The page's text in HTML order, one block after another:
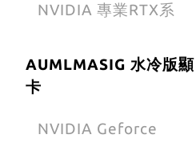
NVIDIA 專業RTX系
AUMLMASIG 水冷版顯
卡
NVIDIA Geforce